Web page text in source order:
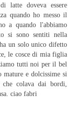
latte doveva essere
quando ho messo il
a quando l'abbiamo
si sono sentiti nella
un solo unico difetto
le cosce di mia figlia
tutti noi per il bel
e dolcissime si
colava dai bordi,
ciao fabri